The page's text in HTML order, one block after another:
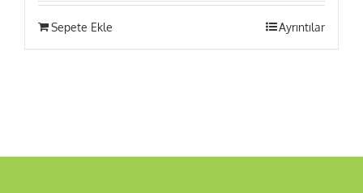
Sepete Ekle Ayrıntılar